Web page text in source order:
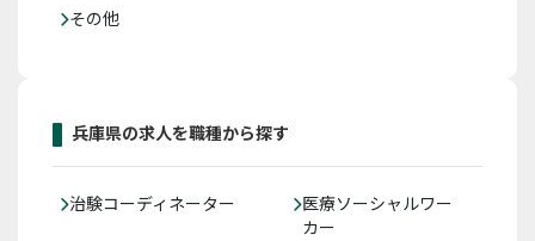
その他
兵庫県の求人を職種から探す
治験コーディネーター
医療ソーシャルワー
カー